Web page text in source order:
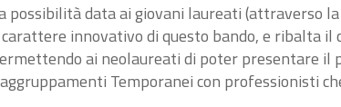
possibilità data ai giovani laureati (attraverso
innovativo di questo bando, e ribalta
ai neolaureati di poter presentare il
Temporanei con professionisti